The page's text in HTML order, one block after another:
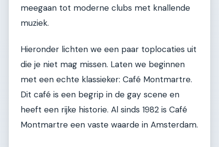
meegaan tot moderne clubs met knallende
muziek.
Hieronder lichten we een paar toplocaties uit
die je niet mag missen. Laten we beginnen
met een echte klassieker: Café Montmartre.
Dit café is een begrip in de gay scene en
heeft een rijke historie. Al sinds 1982 is Café
Montmartre een vaste waarde in Amsterdam.